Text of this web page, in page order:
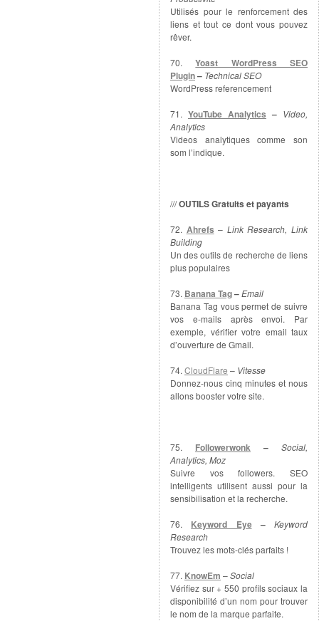
Utilisés pour le renforcement des
liens et tout ce dont vous pouvez
rêver.
70.Yoast WordPress SEO
Plugin– Technical SEO
WordPress referencement
71. YouTube Analytics – Video,
Analytics
Videos analytiques comme son
som l’indique.
///OUTILSGratuits et payants
72. Ahrefs – Link Research, Link
Building
Un des outils de recherche de liens
plus populaires
73. Banana Tag–Email
Banana Tag vous permet de suivre
vos e-mails après envoi. Par
exemple, vérifier votre email taux
d’ouverture de Gmail.
74.CloudFlare – Vitesse
Donnez-nous cinq minutes et nous
allons booster votre site.
75. Followerwonk – Social,
Analytics, Moz
Suivre vos followers. SEO
intelligents utilisent aussi pour la
sensibilisation et la recherche.
76. Keyword Eye– Keyword
Research
Trouvez les mots-clés parfaits !
77. KnowEm –Social
Vérifiez sur + 550 profils sociaux la
disponibilité d’un nom pour trouver
le nom de la marque parfaite.